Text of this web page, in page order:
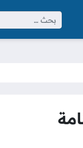
البحث عن: